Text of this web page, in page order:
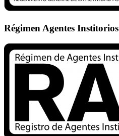
Régimen Agentes Institorios